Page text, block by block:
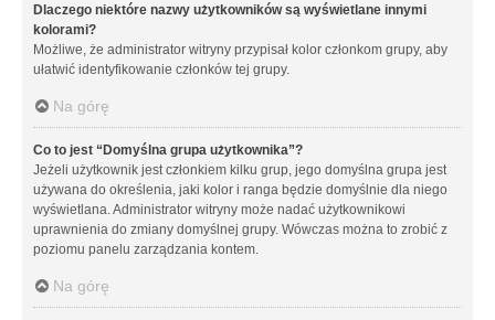
Dlaczego niektóre nazwy użytkowników są wyświetlane innymi
kolorami?
Możliwe, że administrator witryny przypisał kolor członkom grupy, aby
ułatwić identyfikowanie członków tej grupy.
Na górę
Co to jest “Domyślna grupa użytkownika”?
Jeżeli użytkownik jest członkiem kilku grup, jego domyślna grupa jest
używana do określenia, jaki kolor i ranga będzie domyślnie dla niego
wyświetlana. Administrator witryny może nadać użytkownikowi
uprawnienia do zmiany domyślnej grupy. Wówczas można to zrobić z
poziomu panelu zarządzania kontem.
Na górę